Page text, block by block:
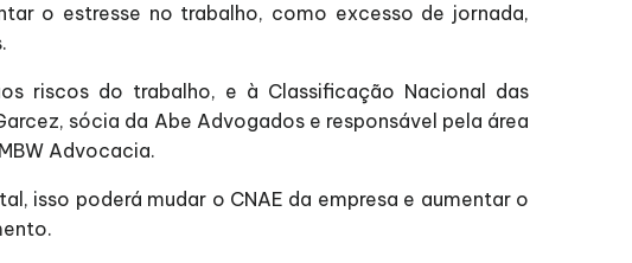
o estresse no trabalho, como excesso de jornada,
riscos do trabalho, e à Classificação Nacional das
sócia da Abe Advogados e responsável pela área
Advocacia.
isso poderá mudar o CNAE da empresa e aumentar o